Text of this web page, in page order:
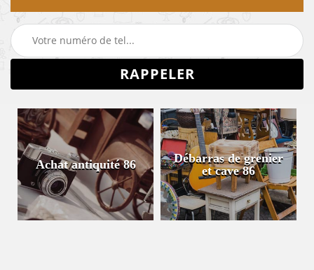
Achat antiquité 86
Débarras de grenier
et cave 86